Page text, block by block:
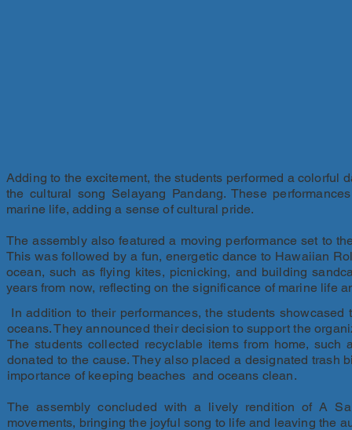
Adding to the excitement, the students performed a colorful
the cultural song Selayang Pandang. These
marine life, adding a sense of cultural pride.
The assembly also featured a moving performance set to
This was followed by a fun, energetic dance to Hawaiian
ocean, such as flying kites, picnicking, and building
years from now, reflecting on the significance of marine life
In addition to their performances, the students
oceans. They announced their decision to support the
The students collected recyclable items from home,
donated to the cause. They also placed a designated
importance of keeping beaches and oceans clean.
The assembly concluded with a lively rendition of A
movements, bringing the joyful song to life and leaving the